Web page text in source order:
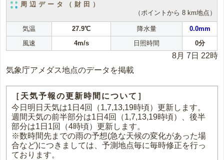
周辺データ（財田）
（ポイントから 8 km地点）
気温 27.9℃ 降水量
0.0mm
風速
4m/s 日照時間 0分
8月 7日 22時
気象庁アメダス地点のデータを掲載
［天気予報の更新時間について］
今日明日天気は1日4回（1,7,13,19時頃）更新します。
週間天気の前半部分は1日4回（1,7,13,19時頃）、後半
部分は1日1回（4時頃）更新します。
※数時間先までの雨の予想(急な天候の変化があった場
合など)につきましては、予測地点毎に毎時修正を行っ
ております。